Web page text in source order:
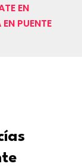
EN
PUENTE